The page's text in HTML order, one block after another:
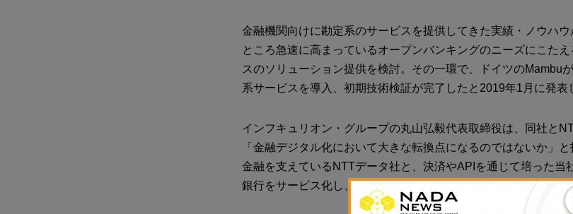
金融機関向けに勘定系のサービスを提供してきた実績・ノウハ
ところ急速に高まっているオープンバンキングのニーズにこた
スのソリューション提供を検討。その一環で、ドイツのMambu
系サービスを導入、初期技術検証が完了したと2019年1月に発表
インフキュリオン・グループの丸山弘毅代表取締役は、同社と
「金融デジタル化において大きな転換点になるのではないか」
金融を支えているNTTデータ社と、決済やAPIを通じて培った当
銀行をサービス化し、ユーザーに新しい金融体験を提供」すると